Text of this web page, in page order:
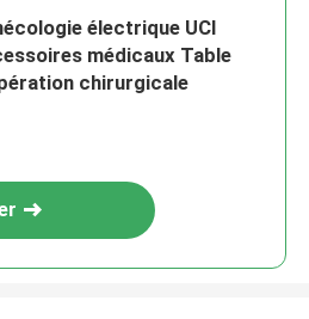
électrique UCI
médicaux Table
chirurgicale